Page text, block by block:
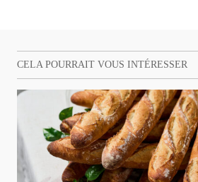
CELA POURRAIT VOUS INTÉRESSER